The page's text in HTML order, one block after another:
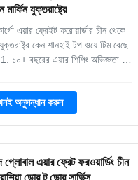
মার্কিন যুক্তরাষ্ট্রে
এয়ার ফ্রেইট ফরোয়ার্ডার চীন থেকে
যুক্তরাষ্ট্র কেন শানহাই টপ ওয়ে টিম বেছে
১০+ বছরের এয়ার শিপিং অভিজ্ঞতা 2.
আপনার পণ্যসম্ভার অগ্রাধিকার 3.
অত্যধিক আকারের এবং সময়
অনুসন্ধান করুন
গ্লোবাল এয়ার ফ্রেট ফরওয়ার্ডিং চীন
ডোর টু ডোর সার্ভিস